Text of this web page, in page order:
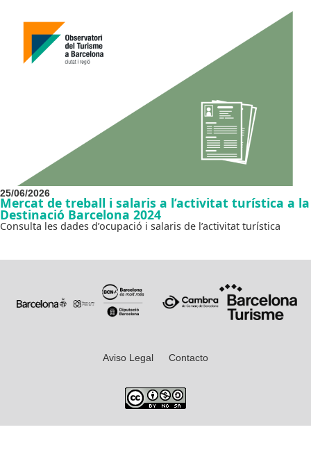
25/06/2026
Mercat de treball i salaris a l’activitat turística a la
Destinació Barcelona 2024
Consulta les dades d’ocupació i salaris de l’activitat turística
Aviso Legal Contacto